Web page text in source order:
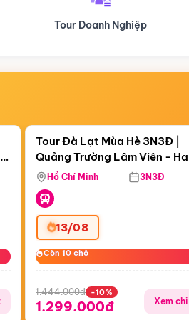
Du lịch Hành Hương
Còn05 ngày 15:59:19
Tour Đà Lạt Mùa Hè 3N3Đ |
Quảng Trường Lâm Viên -
Hill - Puppy Farm
Hồ Chí Minh 3N3Đ
13/08
Còn 10 chỗ
Còn 10 chỗ
1.444.000đ -10%
1.299.000đ Xem